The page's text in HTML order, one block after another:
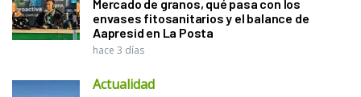
Mercado de granos, qué pasa con los
envases fitosanitarios y el balance de
Aapresid en La Posta
hace 3 días
Actualidad